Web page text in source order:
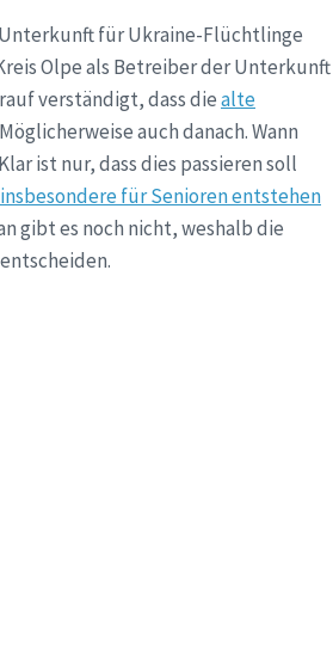
für Ukraine-Flüchtlinge
Olpe als Betreiber der Unterkunft
verständigt, dass diealte
auch danach. Wann
ist nur, dass dies passieren soll
für Senioren entstehen
gibt es noch nicht, weshalb die